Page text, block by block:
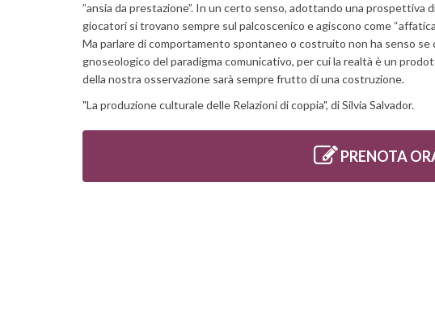
”ansia da prestazione”. In un certo senso, adottando una prospettiva
giocatori si trovano sempre sul palcoscenico e agiscono come
Ma parlare di comportamento spontaneo o costruito non ha senso se
gnoseologico del paradigma comunicativo, per cui la realtà è un
della nostra osservazione sarà sempre frutto di una costruzione.
"La produzione culturale delle Relazioni di coppia", di Silvia Salvador.
PRENOTA